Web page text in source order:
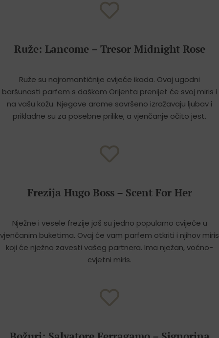
Ruže: Lancome – Tresor Midnight Rose
Ruže su najromantičnije cvijeće ikada. Ovaj ugodni
baršunasti parfem s daškom Orijenta prenijet će svoj miris i
na vašu kožu. Njegove arome savršeno izražavaju ljubav i
prikladne su za posebne prilike, a vjenčanje očito jest.
Frezija Hugo Boss – Scent For Her
Nježne i vesele frezije još su jedno popularno cvijeće u
vjenčanim buketima. Ovaj će vam parfem otkriti i njihov miris
koji će nježno zavesti vašeg partnera. Ima nježan, voćno-
cvjetni miris.